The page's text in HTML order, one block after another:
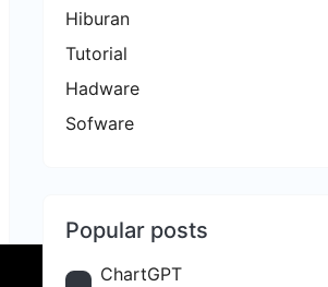
Hiburan
Tutorial
Hadware
Sofware
Popular posts
ChartGPT